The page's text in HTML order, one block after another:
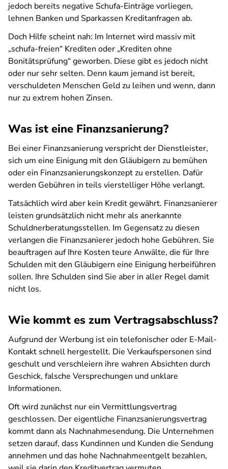
jedoch bereits negative Schufa-Einträge vorliegen,
lehnen Banken und Sparkassen Kreditanfragen ab.
Doch Hilfe scheint nah: Im Internet wird massiv mit
„schufa-freien“ Krediten oder „Krediten ohne
Bonitätsprüfung“ geworben. Diese gibt es jedoch nicht
oder nur sehr selten. Denn kaum jemand ist bereit,
verschuldeten Menschen Geld zu leihen und wenn, dann
nur zu extrem hohen Zinsen.
Was ist eine Finanzsanierung?
Bei einer Finanzsanierung verspricht der Dienstleister,
sich um eine Einigung mit den Gläubigern zu bemühen
oder ein Finanzsanierungskonzept zu erstellen. Dafür
werden Gebühren in teils vierstelliger Höhe verlangt.
Tatsächlich wird aber kein Kredit gewährt. Finanzsanierer
leisten grundsätzlich nicht mehr als anerkannte
Schuldnerberatungsstellen. Im Gegensatz zu diesen
verlangen die Finanzsanierer jedoch hohe Gebühren. Sie
beauftragen auf Ihre Kosten teure Anwälte, die für Ihre
Schulden mit den Gläubigern eine Einigung herbeiführen
sollen. Ihre Schulden sind Sie aber in aller Regel damit
nicht los.
Wie kommt es zum Vertragsabschluss?
Aufgrund der Werbung ist ein telefonischer oder E-Mail-
Kontakt schnell hergestellt. Die Verkaufspersonen sind
geschult und verschleiern ihre wahren Absichten durch
Geschick, falsche Versprechungen und unklare
Informationen.
Oft wird zunächst nur ein Vermittlungsvertrag
geschlossen. Der eigentliche Finanzsanierungsvertrag
kommt dann als Nachnahmesendung. Die Unternehmen
setzen darauf, dass Kundinnen und Kunden die Sendung
annehmen und das hohe Nachnahmeentgelt bezahlen,